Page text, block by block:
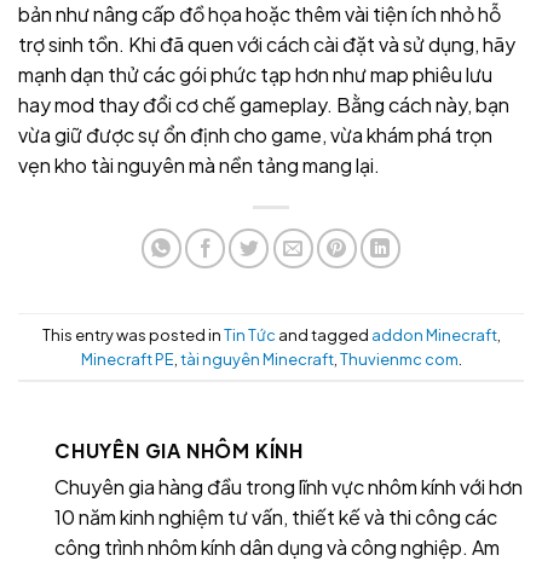
bản như nâng cấp đồ họa hoặc thêm vài tiện ích nhỏ hỗ
trợ sinh tồn. Khi đã quen với cách cài đặt và sử dụng, hãy
mạnh dạn thử các gói phức tạp hơn như map phiêu lưu
hay mod thay đổi cơ chế gameplay. Bằng cách này, bạn
vừa giữ được sự ổn định cho game, vừa khám phá trọn
vẹn kho tài nguyên mà nền tảng mang lại.
This entry was posted inTin Tức and tagged addon Minecraft,
Minecraft PE tài nguyên Minecraft, Thuvienmc com
CHUYÊN GIA NHÔM KÍNH
Chuyên gia hàng đầu trong lĩnh vực nhôm kính với hơn
10 năm kinh nghiệm tư vấn, thiết kế và thi công các
công trình nhôm kính dân dụng và công nghiệp. Am